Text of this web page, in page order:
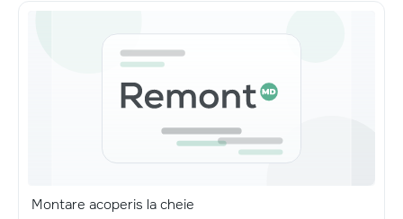
Montare acoperis la cheie